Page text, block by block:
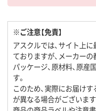
※ご注意【免責】
アスクルでは、サイト上
ておりますが、メーカーの
パッケージ、原材料、原産
す。
このため、実際にお届け
が異なる場合がございま